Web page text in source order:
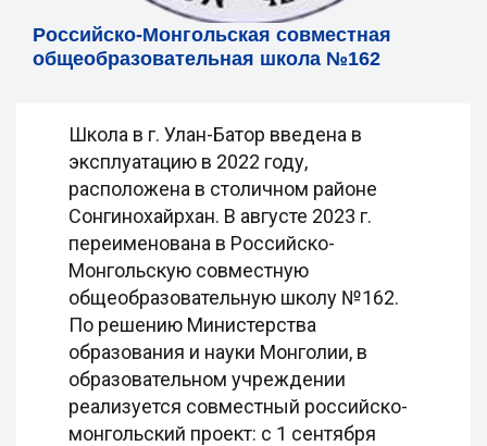
Российско-Монгольская совместная
общеобразовательная школа №162
Школа в г. Улан-Батор введена в
эксплуатацию в 2022 году,
расположена в столичном районе
Сонгинохайрхан. В августе 2023 г.
переименована в Российско-
Монгольскую совместную
общеобразовательную школу №162.
По решению Министерства
образования и науки Монголии, в
образовательном учреждении
реализуется совместный российско-
монгольский проект: с 1 сентября